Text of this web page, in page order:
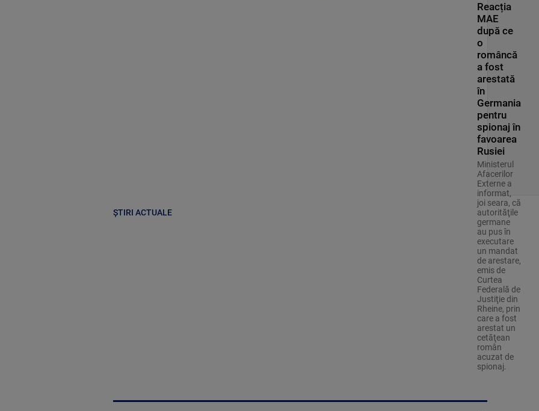
ȘTIRI ACTUALE
Reacția
MAE
după ce
o
româncă
a fost
arestată
în
Germania
pentru
spionaj în
favoarea
Rusiei
Ministerul
Afacerilor
Externe a
informat,
joi seara, că
autorităţile
germane
au pus în
executare
un mandat
de arestare,
emis de
Curtea
Federală de
Justiţie din
Rheine, prin
care a fost
arestat un
cetăţean
român
acuzat de
spionaj.